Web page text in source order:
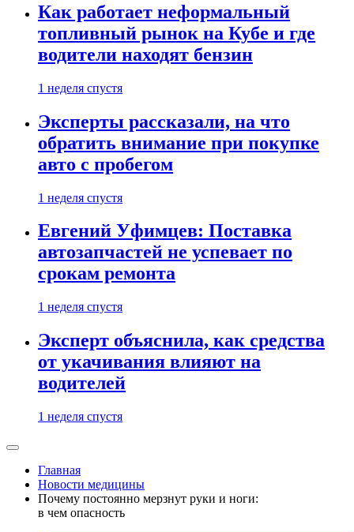
Как работает неформальный
топливный рынок на Кубе и где
водители находят бензин
1 неделя спустя
Эксперты рассказали, на что
обратить внимание при покупке
авто с пробегом
1 неделя спустя
Евгений Уфимцев: Поставка
автозапчастей не успевает по
срокам ремонта
1 неделя спустя
Эксперт объяснила, как средства
от укачивания влияют на
водителей
1 неделя спустя
Главная
Новости медицины
Почему постоянно мерзнут руки и ноги:
в чем опасность